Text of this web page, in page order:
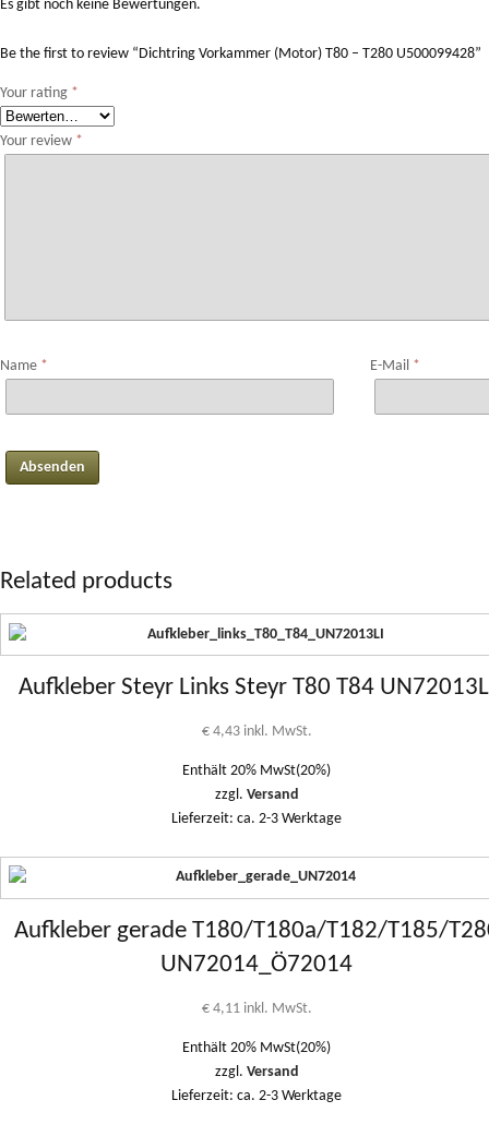
Es gibt noch keine Bewertungen.
Be the first to review “Dichtring Vorkammer (Motor) T80 – T280 U500099428”
Your rating *
Your review *
Name * E-Mail *
Related products
Aufkleber Steyr Links Steyr T80 T84
€4,43 inkl. MwSt.
Enthält 20% MwSt(20%)
zzgl. Versand
Lieferzeit: ca. 2-3 Werktage
Aufkleber gerade T180/T180a/T182/T185/
UN72014_Ö72014
€4,11 inkl. MwSt.
Enthält 20% MwSt(20%)
zzgl. Versand
Lieferzeit: ca. 2-3 Werktage